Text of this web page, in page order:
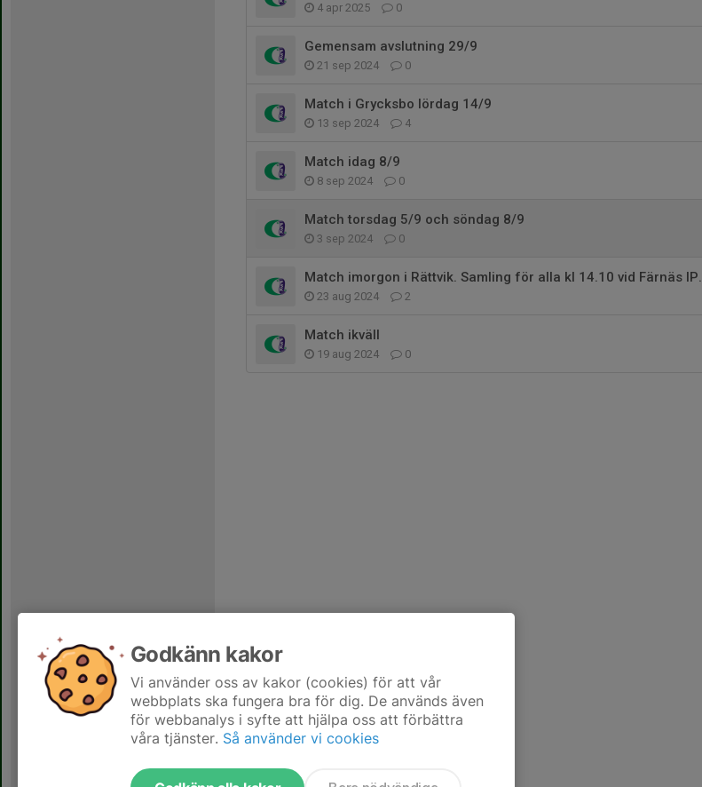
4 apr 2025 0
Gemensam avslutning 29/9
21 sep 2024 0
Match i Grycksbo lördag 14/9
13 sep 2024 4
Match idag 8/9
8 sep 2024 0
Match torsdag 5/9 och söndag 8/9
3 sep 2024 0
Match imorgon i Rättvik. Samling för alla kl 14.10 vid Färnäs IP.
23 aug 2024 2
Match ikväll
19 aug 2024 0
Godkänn kakor
Vi använder oss av kakor (cookies) för att vår
webbplats ska fungera bra för dig. De används även
för webbanalys i syfte att hjälpa oss att förbättra
våra tjänster. Så använder vi cookies